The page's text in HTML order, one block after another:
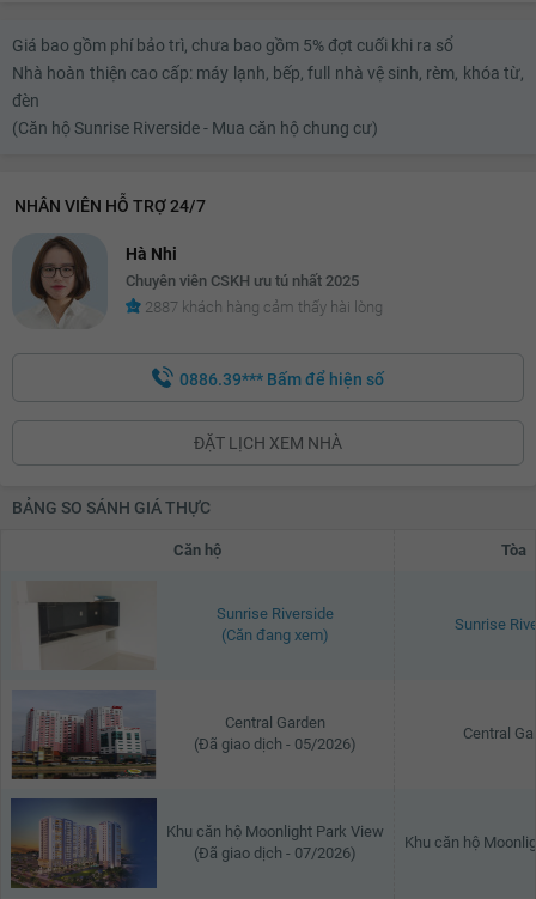
Giá bao gồm phí bảo trì, chưa bao gồm 5% đợt cuối khi ra sổ
Nhà hoàn thiện cao cấp: máy lạnh, bếp, full nhà vệ sinh, rèm, khóa từ,
đèn
(Căn hộ Sunrise Riverside - Mua căn hộ chung cư)
NHÂN VIÊN HỖ TRỢ 24/7
Hà Nhi
Chuyên viên CSKH ưu tú nhất 2025
2887 khách hàng cảm thấy hài lòng
0886.39*** Bấm để hiện số
ĐẶT LỊCH XEM NHÀ
BẢNG SO SÁNH GIÁ THỰC
Căn hộ Tòa
Sunrise Riverside
(Căn đang xem)
Sunrise
Central Garden
(Đã giao dịch - 05/2026)
Central
Khu căn hộ Moonlight Park View
(Đã giao dịch - 07/2026)
Khu căn hộ